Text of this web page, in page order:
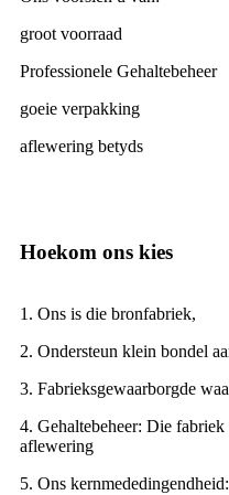
groot voorraad
Professionele Gehaltebeheer
goeie verpakking
aflewering betyds
Hoekom ons kies
1. Ons is die bronfabriek,
2. Ondersteun klein bondel
3. Fabrieksgewaarborgde
4. Gehaltebeheer: Die
aflewering
5. Ons